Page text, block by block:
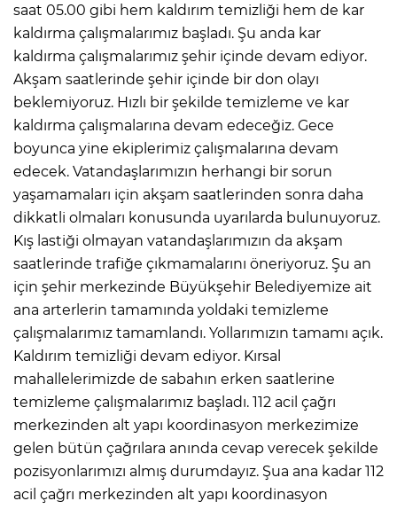
saat 05.00 gibi hem kaldırım temizliği hem de kar
kaldırma çalışmalarımız başladı. Şu anda kar
kaldırma çalışmalarımız şehir içinde devam ediyor.
Akşam saatlerinde şehir içinde bir don olayı
beklemiyoruz. Hızlı bir şekilde temizleme ve kar
kaldırma çalışmalarına devam edeceğiz. Gece
boyunca yine ekiplerimiz çalışmalarına devam
edecek. Vatandaşlarımızın herhangi bir sorun
yaşamamaları için akşam saatlerinden sonra daha
dikkatli olmaları konusunda uyarılarda bulunuyoruz.
Kış lastiği olmayan vatandaşlarımızın da akşam
saatlerinde trafiğe çıkmamalarını öneriyoruz. Şu an
için şehir merkezinde Büyükşehir Belediyemize ait
ana arterlerin tamamında yoldaki temizleme
çalışmalarımız tamamlandı. Yollarımızın tamamı açık.
Kaldırım temizliği devam ediyor. Kırsal
mahallelerimizde de sabahın erken saatlerine
temizleme çalışmalarımız başladı. 112 acil çağrı
merkezinden alt yapı koordinasyon merkezimize
gelen bütün çağrılara anında cevap verecek şekilde
pozisyonlarımızı almış durumdayız. Şua ana kadar 112
acil çağrı merkezinden alt yapı koordinasyon